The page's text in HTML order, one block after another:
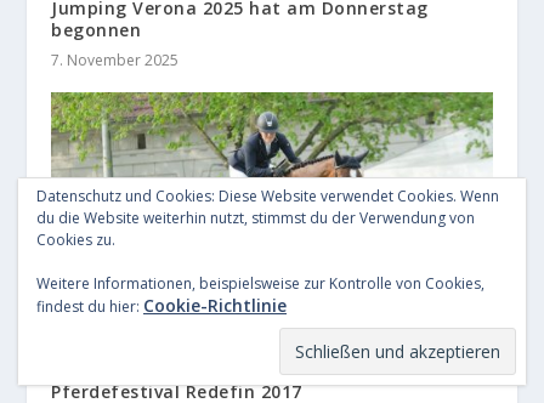
Jumping Verona 2025 hat am Donnerstag
begonnen
7. November 2025
Pferdefestival Redefin 2017
Datenschutz und Cookies: Diese Website verwendet Cookies. Wenn
du die Website weiterhin nutzt, stimmst du der Verwendung von
Cookies zu.
Weitere Informationen, beispielsweise zur Kontrolle von Cookies,
findest du hier: Cookie-Richtlinie